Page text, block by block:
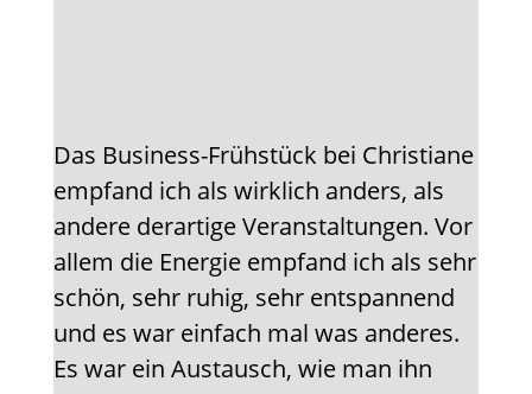
Das Business-Frühstück bei Christiane
empfand ich als wirklich anders, als
andere derartige Veranstaltungen. Vor
allem die Energie empfand ich als sehr
schön, sehr ruhig, sehr entspannend
und es war einfach mal was anderes.
Es war ein Austausch, wie man ihn